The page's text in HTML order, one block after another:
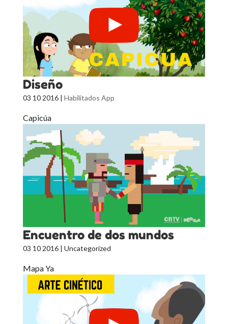
Diseño
03 10 2016| Habilitados App
Capicúa
Encuentro de dos mundos
03 10 2016| Uncategorized
Mapa Ya